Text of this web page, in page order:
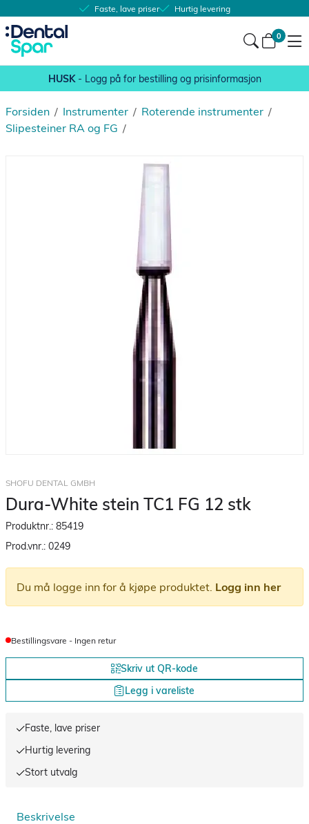
Faste, lave priser Hurtig levering
0
HUSK- Logg på for bestilling og prisinformasjon
/
Forsiden /
Instrumenter /
Roterende instrumenter
/
Slipesteiner RA og FG
SHOFU DENTAL GMBH
Dura-White stein TC1 FG 12 stk
Produktnr.: 85419
Prod.vnr.: 0249
Du må logge inn for å kjøpe produktet. Logg inn her
Bestillingsvare - Ingen retur
Skriv ut QR-kode
Legg i vareliste
Faste, lave priser
Hurtig levering
Stort utvalg
Beskrivelse